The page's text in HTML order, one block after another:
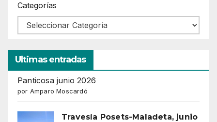
Categorías
Ultimas entradas
Panticosa junio 2026
por Amparo Moscardó
Travesía Posets-Maladeta, junio